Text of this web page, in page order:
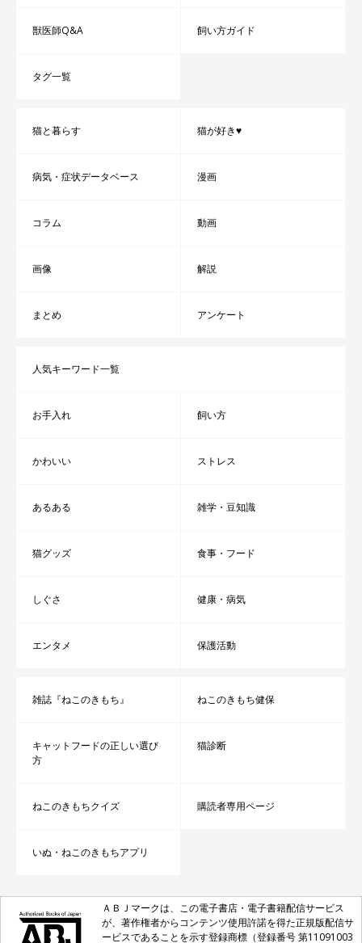
獣医師Q&A 飼い方ガイド
タグ一覧
猫と暮らす 猫が好き♥
病気・症状データベース 漫画
コラム 動画
画像 解説
まとめ アンケート
人気キーワード一覧
お手入れ 飼い方
かわいい ストレス
あるある 雑学・豆知識
猫グッズ 食事・フード
しぐさ 健康・病気
エンタメ 保護活動
雑誌『ねこのきもち』 ねこのきもち健保
キャットフードの正しい選び
方
猫診断
ねこのきもちクイズ 購読者専用ページ
いぬ・ねこのきもちアプリ
ＡＢＪマークは、この電子書店・電子書籍配信サービス
が、著作権者からコンテンツ使用許諾を得た正規版配信サ
ービスであることを示す登録商標（登録番号 第11091003